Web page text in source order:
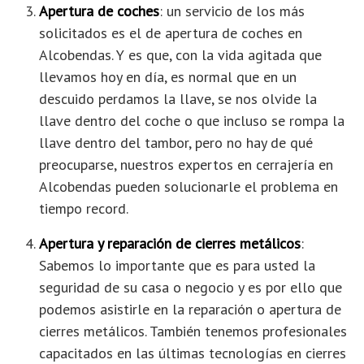
Apertura de coches: un servicio de los más
solicitados es el de apertura de coches en
Alcobendas. Y es que, con la vida agitada que
llevamos hoy en día, es normal que en un
descuido perdamos la llave, se nos olvide la
llave dentro del coche o que incluso se rompa la
llave dentro del tambor, pero no hay de qué
preocuparse, nuestros expertos en cerrajería en
Alcobendas pueden solucionarle el problema en
tiempo record.
Apertura y reparación de cierres metálicos:
Sabemos lo importante que es para usted la
seguridad de su casa o negocio y es por ello que
podemos asistirle en la reparación o apertura de
cierres metálicos. También tenemos profesionales
capacitados en las últimas tecnologías en cierres